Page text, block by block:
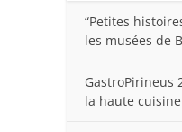
“Petites
les musées de
GastroPirineus
la haute